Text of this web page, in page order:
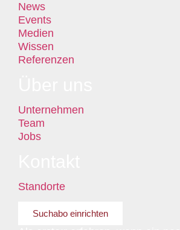
News
Events
Medien
Wissen
Referenzen
Unternehmen
Team
Jobs
Standorte
Suchabo einrichten